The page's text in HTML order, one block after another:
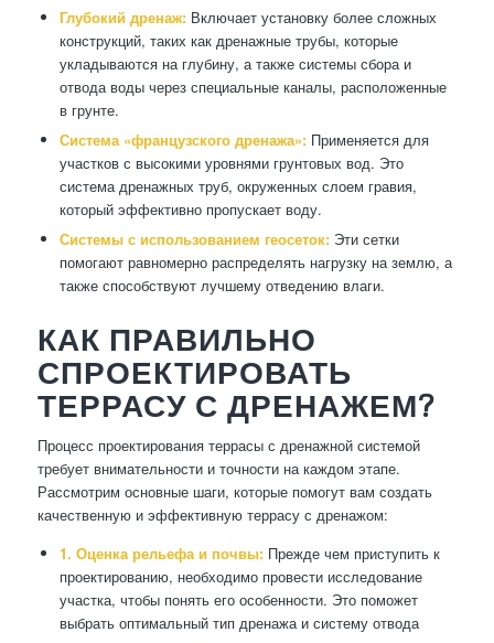
Глубокий дренаж:Включает установку более сложных
конструкций, таких как дренажные трубы, которые
укладываются на глубину, а также системы сбора и
отвода воды через специальные каналы, расположенные
в грунте.
Система «французского дренажа»:Применяется для
участков с высокими уровнями грунтовых вод. Это
система дренажных труб, окруженных слоем гравия,
который эффективно пропускает воду.
Системы с использованием геосеток:Эти сетки
помогают равномерно распределять нагрузку на землю, а
также способствуют лучшему отведению влаги.
КАК ПРАВИЛЬНО
СПРОЕКТИРОВАТЬ
ТЕРРАСУ С ДРЕНАЖЕМ?
Процесс проектирования террасы с дренажной системой
требует внимательности и точности на каждом этапе.
Рассмотрим основные шаги, которые помогут вам создать
качественную и эффективную террасу с дренажом:
1. Оценка рельефа и почвы:Прежде чем приступить к
проектированию, необходимо провести исследование
участка, чтобы понять его особенности. Это поможет
выбрать оптимальный тип дренажа и систему отвода